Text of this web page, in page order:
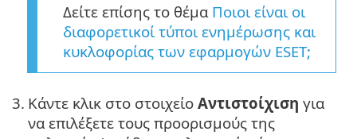
Δείτε επίσης το θέμα Ποιοι είναι οι
διαφορετικοί τύποι ενημέρωσης και
κυκλοφορίας των εφαρμογών ESET;
3. Κάντε κλικ στο στοιχείο Αντιστοίχιση για
να επιλέξετε τους προορισμούς της